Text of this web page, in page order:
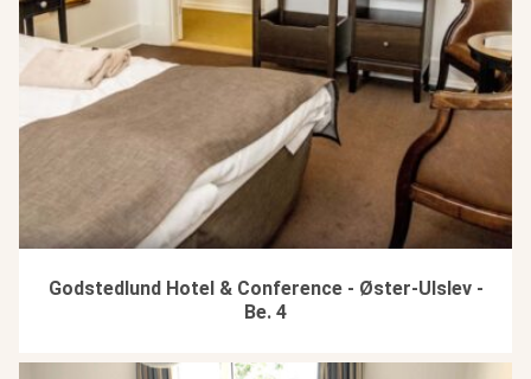
Godstedlund Hotel & Conference - Øster-Ulslev -
Be. 4